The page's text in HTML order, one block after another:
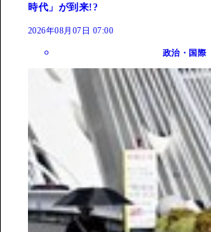
時代」が到来!?
2026年08月07日 07:00
政治・国際